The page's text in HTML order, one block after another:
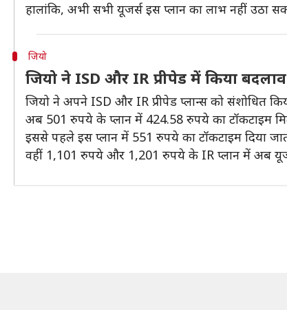
हालांकि, अभी सभी यूजर्स इस प्लान का लाभ नहीं उठा
जियो
जियो ने ISD और IR प्रीपेड में किया बदलाव
जियो ने अपने ISD और IR प्रीपेड प्लान्स को संशोधित
अब 501 रुपये के प्लान में 424.58 रुपये का टॉकटाइम
इससे पहले इस प्लान में 551 रुपये का टॉकटाइम दिया
वहीं 1,101 रुपये और 1,201 रुपये के IR प्लान में अब